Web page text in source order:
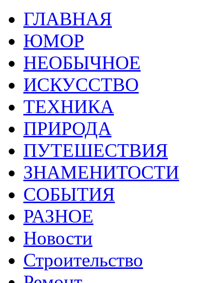
ГЛАВНАЯ
ЮМОР
НЕОБЫЧНОЕ
ИСКУССТВО
ТЕХНИКА
ПРИРОДА
ПУТЕШЕСТВИЯ
ЗНАМЕНИТОСТИ
СОБЫТИЯ
РАЗНОЕ
Новости
Строительство